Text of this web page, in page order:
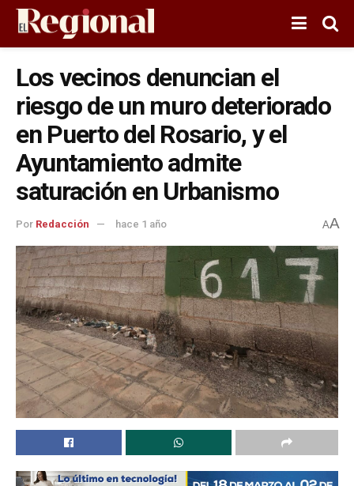
Los vecinos denuncian el
riesgo de un muro deteriorado
en Puerto del Rosario, y el
Ayuntamiento admite
saturación en Urbanismo
Por Redacción hace 1 año AA